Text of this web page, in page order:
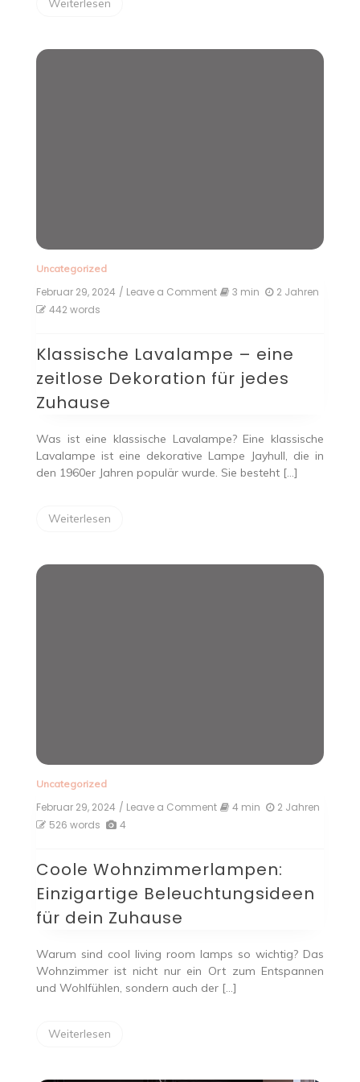
Weiterlesen
Uncategorized
Februar 29, 2024 / Leave a Commenton
eine
zeitlose
Dekoration
3 min
2 Jahren
442 words
Klassische Lavalampe – eine
zeitlose Dekoration für jedes
Zuhause
Was ist eine klassische Lavalampe? Eine klassische
Lavalampe ist eine dekorative Lampe Jayhull, die in
den 1960er Jahren populär wurde. Sie besteht […]
Weiterlesen
Uncategorized
Februar 29, 2024 / Leave a Commenton
Beleuchtungsideen
für
dein
4 min
2 Jahren
526 words
4
Coole Wohnzimmerlampen:
Einzigartige Beleuchtungsideen
für dein Zuhause
Warum sind cool living room lamps so wichtig? Das
Wohnzimmer ist nicht nur ein Ort zum Entspannen
und Wohlfühlen, sondern auch der […]
Weiterlesen